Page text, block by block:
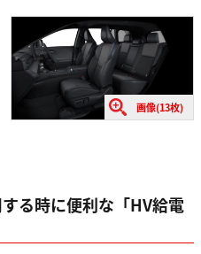
画像(13枚)
る時に便利な「HV給電